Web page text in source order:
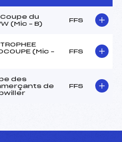
Coupe du
(Mic – B)
FFS
(Mic –
FFS
des
de
FFS